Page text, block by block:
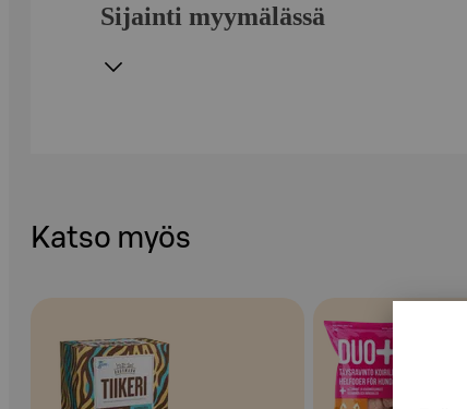
Sijainti myymälässä
Katso myös